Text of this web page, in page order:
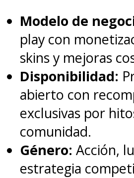
Sonic 3tiene un
confirmado en
y Latinoamérica
próximo 26 de
justo para Navidad.
Modelo de
play con
skins y mejoras
Disponibilidad:
abierto con
exclusivas por
comunidad.
Género: Acción,
estrategia